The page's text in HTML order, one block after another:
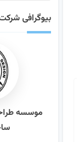
بیوگرافی
موسسه